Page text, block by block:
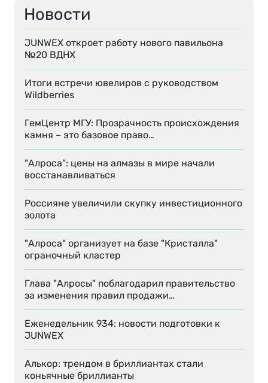
Новости
JUNWEX откроет работу нового павильона
№20 ВДНХ
Итоги встречи ювелиров с руководством
Wildberries
ГемЦентр МГУ: Прозрачность происхождения
камня – это базовое право…
"Алроса": цены на алмазы в мире начали
восстанавливаться
Россияне увеличили скупку инвестиционного
золота
"Алроса" организует на базе "Кристалла"
ограночный кластер
Глава "Алросы" поблагодарил правительство
за изменения правил продажи…
Еженедельник 934: новости подготовки к
JUNWEX
Алькор: трендом в бриллиантах стали
коньячные бриллианты